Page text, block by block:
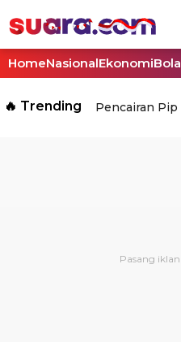
HomeNasionalEkonomiBola
🔥 Trending Pencairan Pip